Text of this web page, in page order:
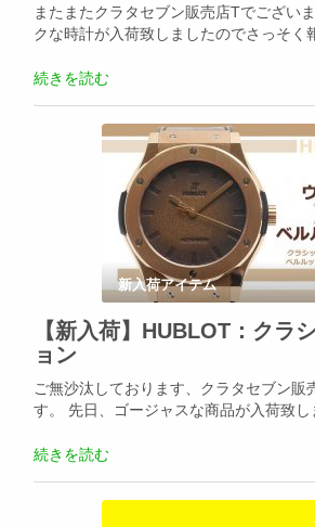
またまたクラタセブン販売店Tでござい
クな時計が入荷致しましたのでさっそく
続きを読む
新入荷アイテム
【新入荷】HUBLOT：クラ
ョン
ご無沙汰しております、クラタセブン販
す。 先日、ゴージャスな商品が入荷致し
続きを読む